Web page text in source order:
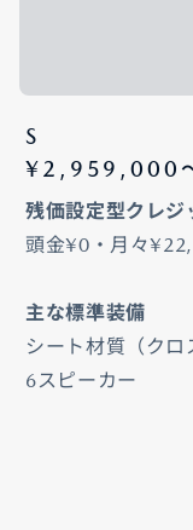
S
¥2,959,000〜
残価設定型クレジ
頭金¥0・月々
主な標準装備
シート材質（クロ
6スピーカー